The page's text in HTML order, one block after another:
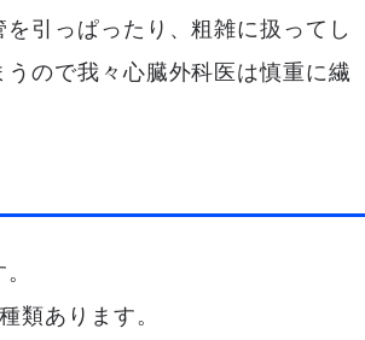
引っぱったり、粗雑に扱ってし
ので我々心臓外科医は慎重に繊
類あります。